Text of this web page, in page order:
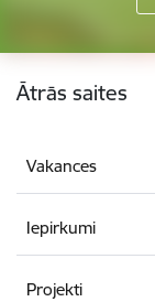
Kājene
Ātrās saites
Vakances
Iepirkumi
Projekti